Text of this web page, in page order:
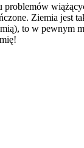
Ziemia jest
to w pewnym